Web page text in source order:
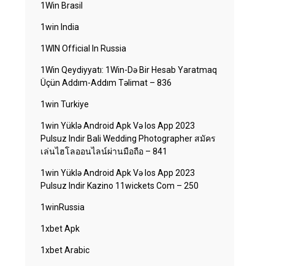
1Win Brasil
1win India
1WIN Official In Russia
1Win Qeydiyyatı: 1Win-Də Bir Hesab Yaratmaq
Üçün Addım-Addım Təlimat – 836
1win Turkiye
1win Yüklə Android Apk Və Ios App 2023
Pulsuz Indir Bali Wedding Photographer สมัคร
เล่นไฮโลออนไลน์ผ่านมือถือ – 841
1win Yüklə Android Apk Və Ios App 2023
Pulsuz Indir Kazino 11wickets Com – 250
1winRussia
1xbet Apk
1xbet Arabic